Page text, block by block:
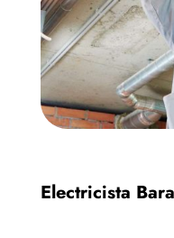
Electricista